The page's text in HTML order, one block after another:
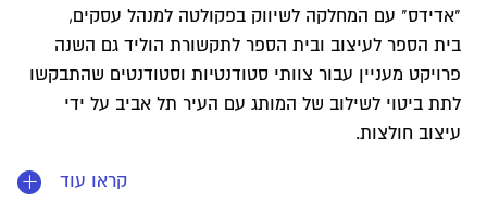
"אדידס" עם המחלקה לשיווק בפקולטה למנהל עסקים,
בית הספר לעיצוב ובית הספר לתקשורת הוליד גם השנה
פרויקט מעניין עבור צוותי סטודנטיות וסטודנטים שהתבקשו
לתת ביטוי לשילוב של המותג עם העיר תל אביב על ידי
עיצוב חולצות.
קראו עוד